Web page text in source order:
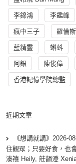
李錦鴻 李鑑峰
瘋中三子 羅倫斯
藍精靈 蝌蚪
阿銀 陳俊偉
香港記憶學院總監
近期文章
《想講就講》2026-
住觀眾；只要好食，也
溱禧 Heily, 莊韻澄